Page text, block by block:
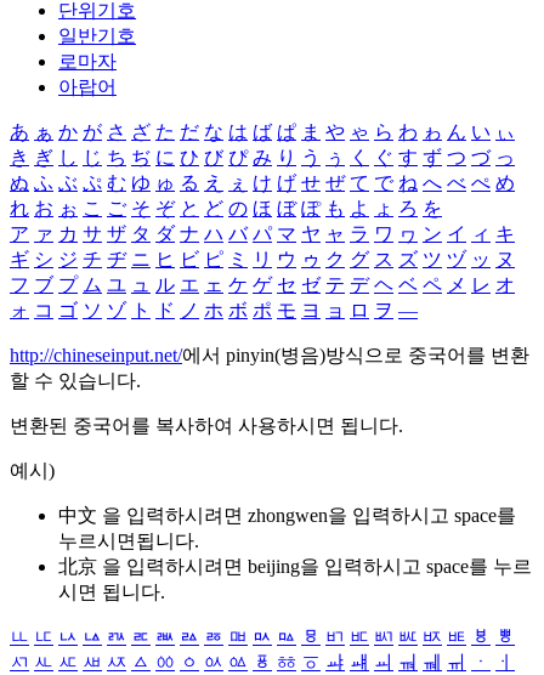
단위기호
일반기호
로마자
아랍어
あ ぁ か が さ ざ た だ な は ば ぱ ま や ゃ ら わ ゎ ん い ぃ
き ぎ し じ ち ぢ に ひ び ぴ み り う ぅ く ぐ す ず つ づ っ
ぬ ふ ぶ ぷ む ゆ ゅ る え ぇ け げ せ ぜ て で ね へ べ ぺ め
れ お ぉ こ ご そ ぞ と ど の ほ ぼ ぽ も よ ょ ろ を
ア ァ カ サ ザ タ ダ ナ ハ バ パ マ ヤ ャ ラ ワ ヮ ン イ ィ キ
ギ シ ジ チ ヂ ニ ヒ ビ ピ ミ リ ウ ゥ ク グ ス ズ ツ ヅ ッ ヌ
フ ブ プ ム ユ ュ ル エ ェ ケ ゲ セ ゼ テ デ ヘ ベ ペ メ レ オ
ォ コ ゴ ソ ゾ ト ド ノ ホ ボ ポ モ ヨ ョ ロ ヲ ―
http://chineseinput.net/에서 pinyin(병음)방식으로 중국어를 변환
할 수 있습니다.
변환된 중국어를 복사하여 사용하시면 됩니다.
예시)
中文 을 입력하시려면 zhongwen을 입력하시고 space를
누르시면됩니다.
北京 을 입력하시려면 beijing을 입력하시고 space를 누르
시면 됩니다.
ㅥ ㅦ ㅧ ㅨ ㅩ ㅪ ㅫ ㅬ ㅭ ㅮ ㅯ ㅰ ㅱ ㅲ ㅳ ㅴ ㅵ ㅶ ㅷ ㅸ
ㅹ
ㅺ ㅻ ㅼ ㅽ ㅾ ㅿ ㆀ ㆁ ㆂ ㆃ ㆄ ㆅ ㆆ ㆇ ㆈ ㆉ ㆊ ㆋ ㆌ ㆍ
ㆎ